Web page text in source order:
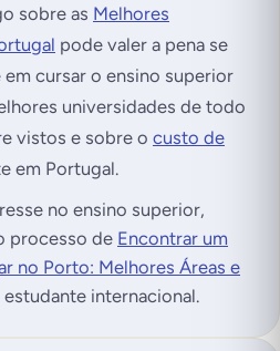
sobre as Melhores
pode valer a pena se
cursar o ensino superior
universidades de todo
vistos e sobre o custo de
em Portugal.
no ensino superior,
processo de Encontrar um
no Porto: Melhores Áreas e
internacional.